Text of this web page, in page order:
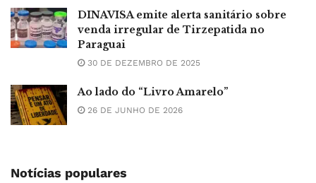
DINAVISA emite alerta sanitário sobre
venda irregular de Tirzepatida no
Paraguai
30 DE DEZEMBRO DE 2025
Ao lado do “Livro Amarelo”
26 DE JUNHO DE 2026
Notícias populares